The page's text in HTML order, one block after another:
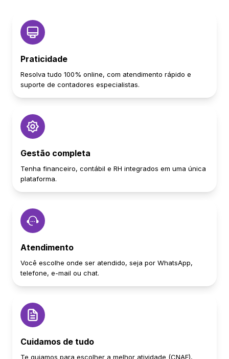
Praticidade
Resolva tudo 100% online, com atendimento rápido e
suporte de contadores especialistas.
Gestão completa
Tenha financeiro, contábil e RH integrados em uma única
plataforma.
Atendimento
Você escolhe onde ser atendido, seja por WhatsApp,
telefone, e-mail ou chat.
Cuidamos de tudo
Te guiamos para escolher a melhor atividade (CNAE),